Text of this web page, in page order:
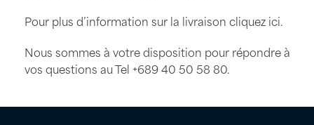
Pour plus d’information sur la livraisoncliquez ici.
Nous sommes à votre disposition pour répondre à
vos questions au Tel +689 40 50 58 80.